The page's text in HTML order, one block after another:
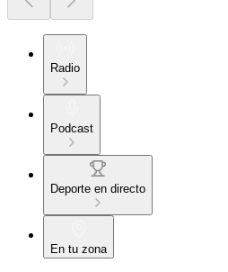
Radio
Podcast
Deporte en directo
En tu zona